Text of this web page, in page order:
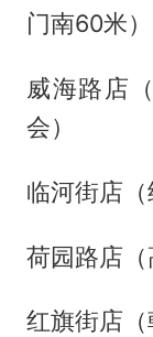
门南60米）
威海路店
会）
临河街店
荷园路店（
红旗街店（